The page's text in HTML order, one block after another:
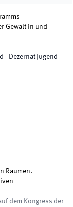
Gewalt in und
- Dezernat Jugend -
Räumen.
dem Kongress der